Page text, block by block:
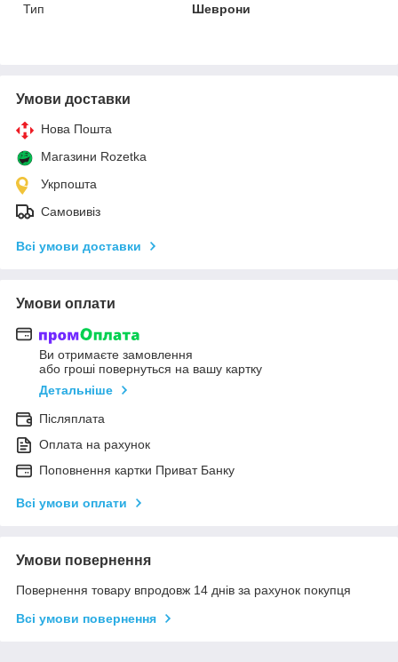
Тип
Шеврони
Умови доставки
Нова Пошта
Магазини Rozetka
Укрпошта
Самовивіз
Всі умови доставки
Умови оплати
Ви отримаєте замовлення
або гроші повернуться на вашу картку
Детальніше
Післяплата
Оплата на рахунок
Поповнення картки Приват Банку
Всі умови оплати
Умови повернення
Повернення товару впродовж 14 днів за рахунок покупця
Всі умови повернення